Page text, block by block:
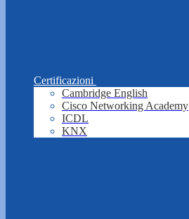
Certificazioni
Cambridge English
Cisco Networking Academy
ICDL
KNX